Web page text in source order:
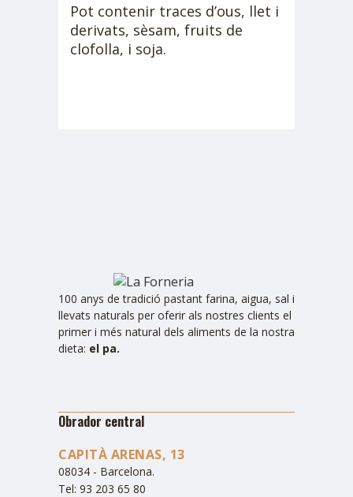
Pot contenir traces d’ous, llet i
derivats, sèsam, fruits de
clofolla, i soja.
100 anys de tradició pastant farina, aigua, sal i
llevats naturals per oferir als nostres clients el
primer i més natural dels aliments de la nostra
dieta: el pa.
Obrador central
CAPITÀ ARENAS, 13
08034 - Barcelona.
Tel: 93 203 65 80